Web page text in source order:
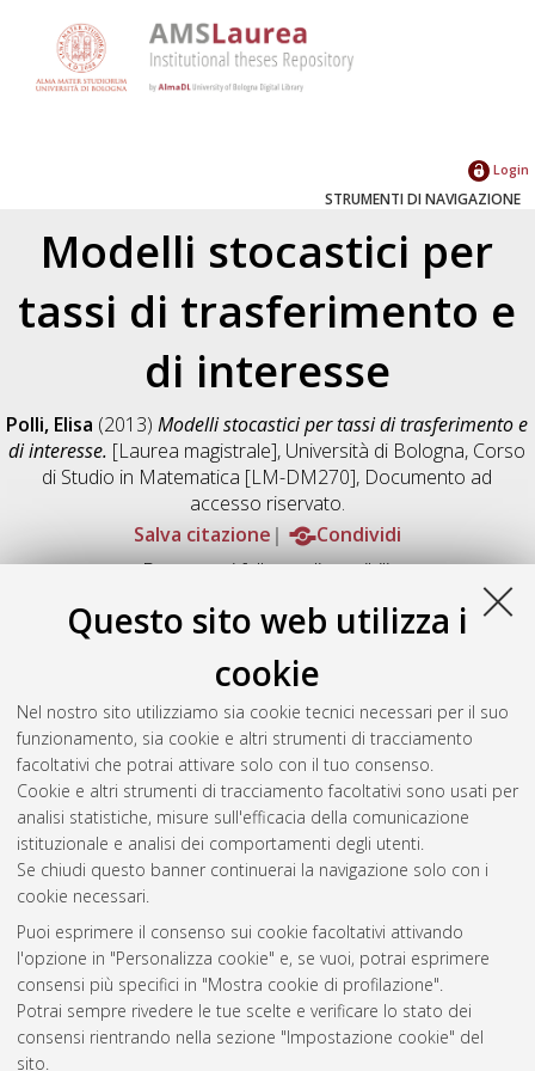
Questo sito web utilizza i
cookie
Nel nostro sito utilizziamo sia cookie tecnici necessari per il suo
funzionamento, sia cookie e altri strumenti di tracciamento
facoltativi che potrai attivare solo con il tuo consenso.
Cookie e altri strumenti di tracciamento facoltativi sono usati per
analisi statistiche, misure sull'efficacia della comunicazione
istituzionale e analisi dei comportamenti degli utenti.
Se chiudi questo banner continuerai la navigazione solo con i
cookie necessari.
Puoi esprimere il consenso sui cookie facoltativi attivando
l'opzione in "Personalizza cookie" e, se vuoi, potrai esprimere
consensi più specifici in "Mostra cookie di profilazione".
Potrai sempre rivedere le tue scelte e verificare lo stato dei
consensi rientrando nella sezione "Impostazione cookie" del
sito.
Login
STRUMENTI DI NAVIGAZIONE
Modelli stocastici per
tassi di trasferimento e
di interesse
Polli, Elisa (2013)Modelli stocastici per tassi di trasferimento e
di interesse. [Laurea magistrale], Università di Bologna, Corso
di Studio in Matematica [LM-DM270], Documento ad
accesso riservato.
Salva citazione
Condividi
Documenti full-text disponibili:
Documento PDF
Full-text non accessibile
Download (1MB) |
Abstract
Altri metadati
Gestione del documento:
Atom
Rss 1.0
Rss 2.0